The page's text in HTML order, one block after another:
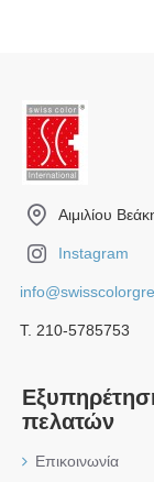
Αιμιλίου
Instagram
Τ. 210-5785753
πελατών
Επικοινωνία